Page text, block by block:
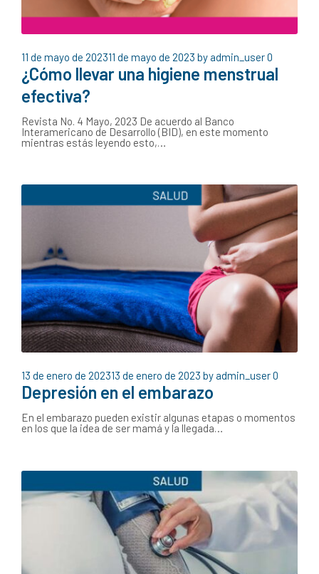
11 de mayo de 202311 de mayo de 2023 by admin_user0
¿Cómo llevar una higiene menstrual
efectiva?
Revista No. 4 Mayo, 2023 De acuerdo al Banco
Interamericano de Desarrollo (BID), en este momento
mientras estás leyendo esto,…
13 de enero de 202313 de enero de 2023 by admin_user0
Depresión en el embarazo
En el embarazo pueden existir algunas etapas o momentos
en los que la idea de ser mamá y la llegada…